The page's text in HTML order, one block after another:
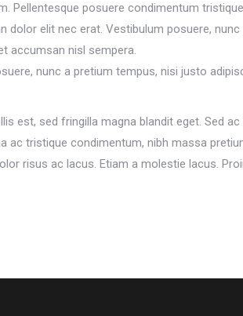
Pellentesque posuere condimentum
elit nec erat. Vestibulum posuere,
accumsan nisl sempera.
nunc a pretium tempus, nisi justo
est, sed fringilla magna blandit eget. Sed ac
ac tristique condimentum, nibh massa
risus ac lacus. Etiam a molestie lacus.